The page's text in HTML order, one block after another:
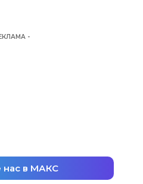
-
нас в МАКС